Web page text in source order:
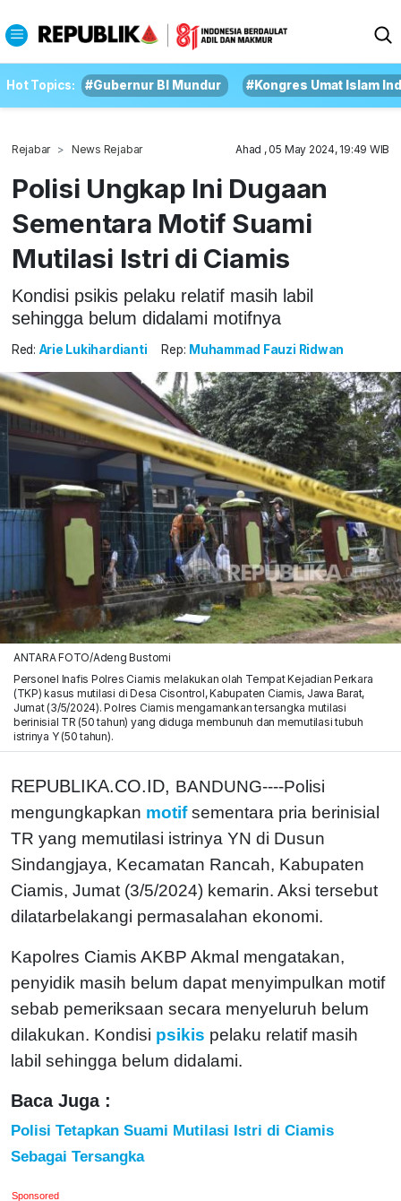
Hot Topics: #Gubernur BI Mundur #Kongres Umat Islam
Rejabar News Rejabar Ahad , 05 May 2024, 19:49 WIB
Polisi Ungkap Ini Dugaan
Sementara Motif Suami
Mutilasi Istri di Ciamis
Kondisi psikis pelaku relatif masih labil
sehingga belum didalami motifnya
Red: Arie Lukihardianti Rep: Muhammad Fauzi Ridwan
ANTARA FOTO/Adeng Bustomi
Personel Inafis Polres Ciamis melakukan olah Tempat Kejadian Perkara
(TKP) kasus mutilasi di Desa Cisontrol, Kabupaten Ciamis, Jawa Barat,
Jumat (3/5/2024). Polres Ciamis mengamankan tersangka mutilasi
berinisial TR (50 tahun) yang diduga membunuh dan memutilasi tubuh
istrinya Y (50 tahun).
REPUBLIKA.CO.ID, BANDUNG----Polisi
mengungkapkan motifsementara pria berinisial
TR yang memutilasi istrinya YN di Dusun
Sindangjaya, Kecamatan Rancah, Kabupaten
Ciamis, Jumat (3/5/2024) kemarin. Aksi tersebut
dilatarbelakangi permasalahan ekonomi.
Kapolres Ciamis AKBP Akmal mengatakan,
penyidik masih belum dapat menyimpulkan motif
sebab pemeriksaan secara menyeluruh belum
dilakukan. Kondisi psikis pelaku relatif masih
labil sehingga belum didalami.
Baca Juga :
Polisi Tetapkan Suami Mutilasi Istri di Ciamis
Sebagai Tersangka
Sponsored